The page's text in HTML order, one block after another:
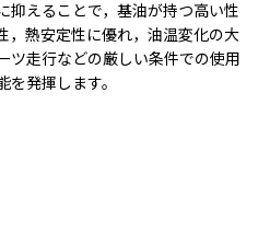
抑えることで，基油が持つ高い性
，熱安定性に優れ，油温変化の大
ツ走行などの厳しい条件での使用
発揮します。